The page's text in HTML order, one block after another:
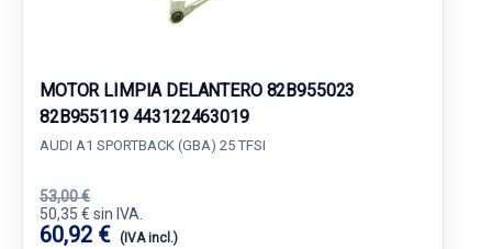
MOTOR LIMPIA DELANTERO 82B955023
82B955119 443122463019
AUDI A1 SPORTBACK (GBA) 25 TFSI
53,00 €
50,35 € sin IVA.
60,92 € (IVA incl.)